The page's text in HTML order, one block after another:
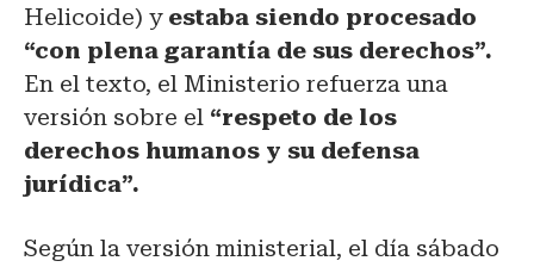
Helicoide) y estaba siendo procesado
“con plena garantía de sus derechos”.
En el texto, el Ministerio refuerza una
versión sobre el “respeto de los
derechos humanos y su defensa
jurídica”.
Según la versión ministerial, el día sábado